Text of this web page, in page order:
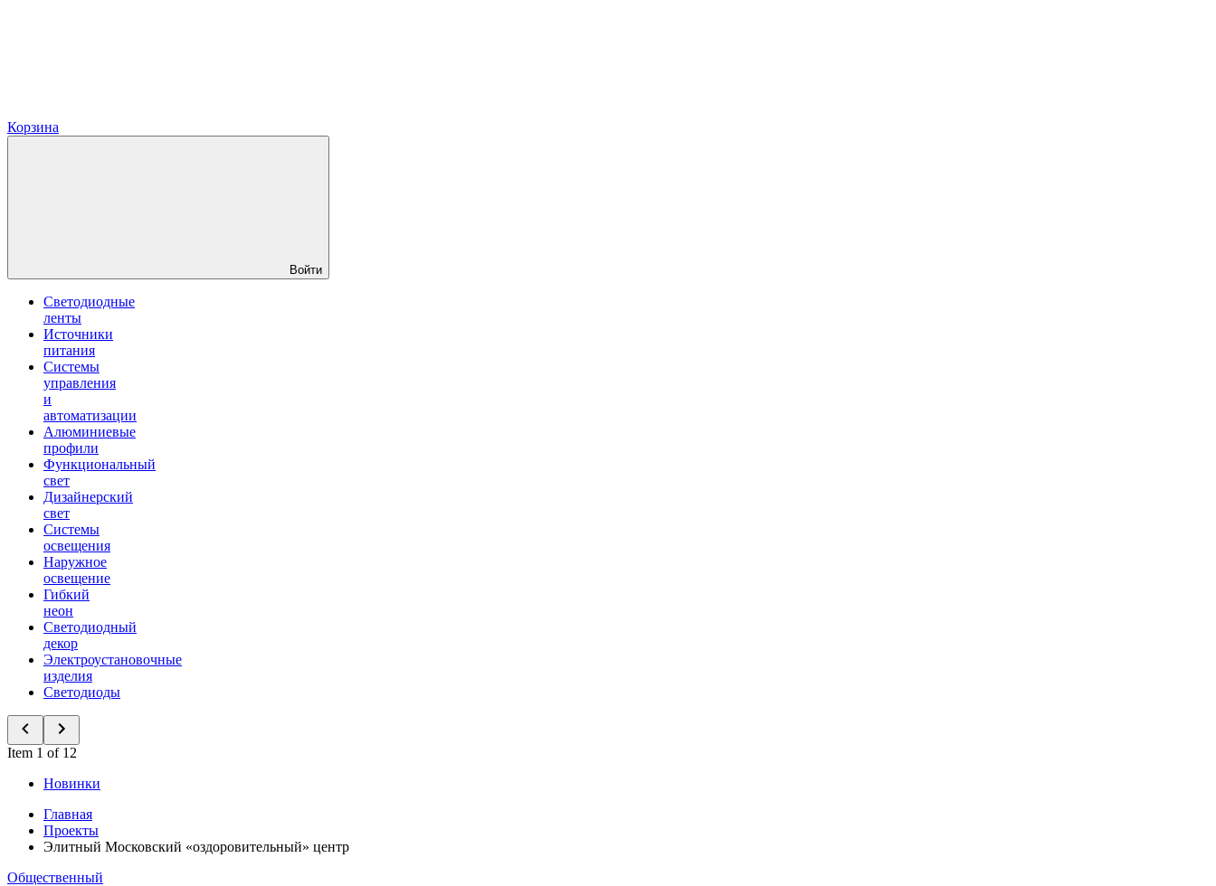
Корзина
Войти
Светодиодные
ленты
Источники
питания
Системы
управления
и
автоматизации
Алюминиевые
профили
Функциональный
свет
Дизайнерский
свет
Системы
освещения
Наружное
освещение
Гибкий
неон
Светодиодный
декор
Электроустановочные
изделия
Светодиоды
Item 1 of 12
Новинки
Главная
Проекты
Элитный Московский «оздоровительный» центр
Общественный